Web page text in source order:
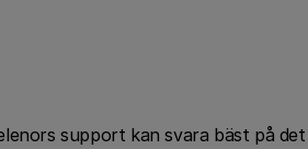
support kan svara bäst på